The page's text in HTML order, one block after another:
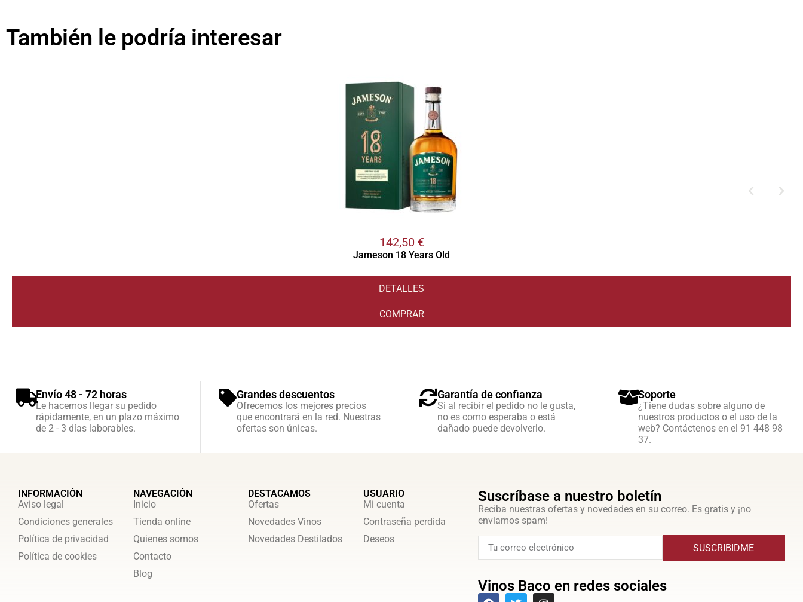
También le podría interesar
142,50 €
Jameson 18 Years Old
DETALLES
COMPRAR
Envío 48 - 72 horas
Le hacemos llegar su pedido
rápidamente, en un plazo máximo
de 2 - 3 días laborables.
Grandes descuentos
Ofrecemos los mejores precios
que encontrará en la red. Nuestras
ofertas son únicas.
Garantía de confianza
Si al recibir el pedido no le gusta,
no es como esperaba o está
dañado puede devolverlo.
Soporte
¿Tiene dudas sobre alguno de
nuestros productos o el uso de la
web? Contáctenos en el 91 448 98
37.
INFORMACIÓN
Aviso legal
Condiciones generales
Política de privacidad
Política de cookies
NAVEGACIÓN
Inicio
Tienda online
Quienes somos
Contacto
Blog
DESTACAMOS
Ofertas
Novedades Vinos
Novedades Destilados
USUARIO
Mi cuenta
Contraseña perdida
Deseos
Suscríbase a nuestro boletín
Reciba nuestras ofertas y novedades en su correo. Es gratis y ¡no
enviamos spam!
SUSCRIBIDME
Vinos Baco en redes sociales